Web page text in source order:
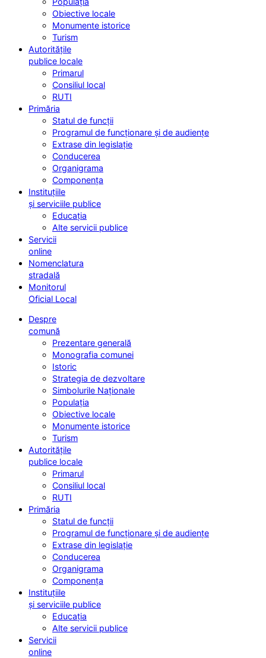
Obiective locale
Monumente istorice
Turism
Autoritățile
publice locale
Primarul
Consiliul local
RUTI
Primăria
Statul de funcții
Programul de funcționare și de audiențe
Extrase din legislație
Conducerea
Organigrama
Componența
Instituțiile
și serviciile publice
Educația
Alte servicii publice
Servicii
online
Nomenclatura
stradală
Monitorul
Oficial Local
Despre
comună
Prezentare generală
Monografia comunei
Istoric
Strategia de dezvoltare
Simbolurile Naționale
Populația
Obiective locale
Monumente istorice
Turism
Autoritățile
publice locale
Primarul
Consiliul local
RUTI
Primăria
Statul de funcții
Programul de funcționare și de audiențe
Extrase din legislație
Conducerea
Organigrama
Componența
Instituțiile
și serviciile publice
Educația
Alte servicii publice
Servicii
online